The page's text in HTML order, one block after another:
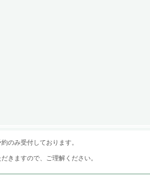
のみ受付しております。
きますので、ご理解ください。